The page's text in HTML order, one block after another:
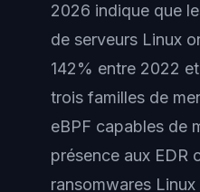
2026 indique que
de serveurs Linux
142% entre 2022
trois familles de
eBPF capables de
présence aux EDR
ransomwares